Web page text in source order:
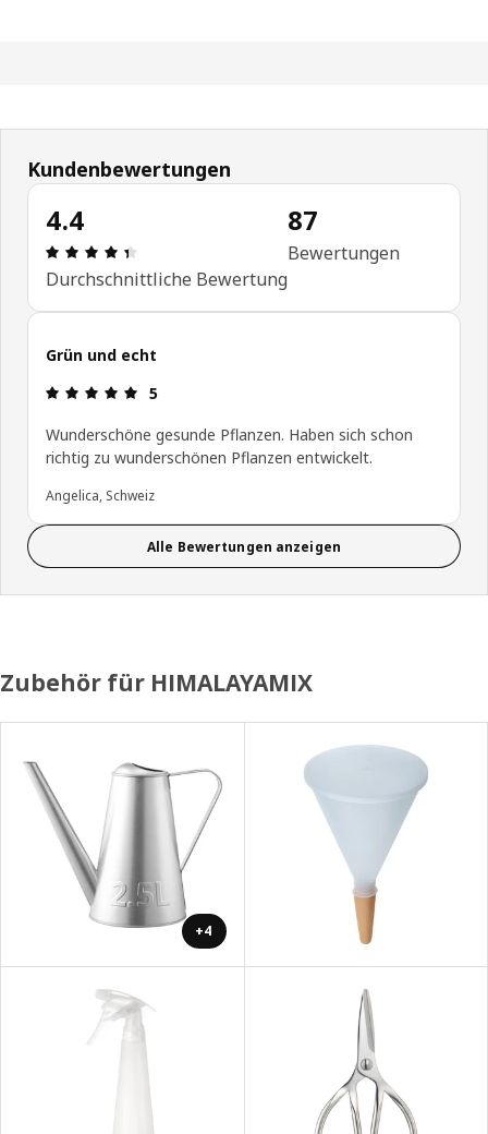
Kundenbewertungen
4.4
Bewertung: 4.4 von 5 Sterne Anzahl der
Durchschnittliche Bewertung
87
Bewertungen
Grün und echt
Bewertung: 5 von 5 Sterne
5
Wunderschöne gesunde Pflanzen. Haben sich schon
richtig zu wunderschönen Pflanzen entwickelt.
Angelica, Schweiz
Alle Bewertungen anzeigen
Zubehör für HIMALAYAMIX
+4